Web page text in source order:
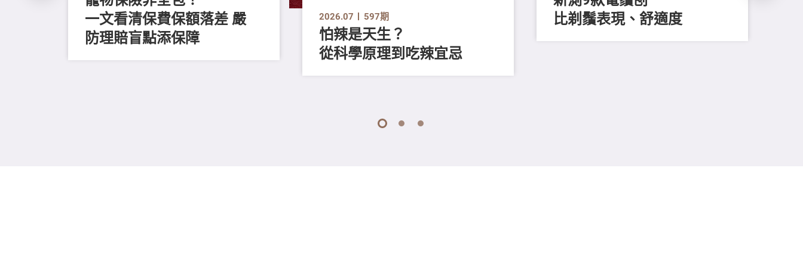
一文看清保費保額落差 嚴
防理賠盲點添保障
2026.07 597期
怕辣是天生？
從科學原理到吃辣宜忌
比剃鬚表現、舒適度
1 2 3